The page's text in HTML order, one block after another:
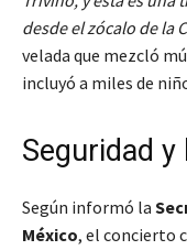
desde el zócalo de la
velada que mezcló
incluyó a miles de
Seguridad y
Según informó la
México, el concierto